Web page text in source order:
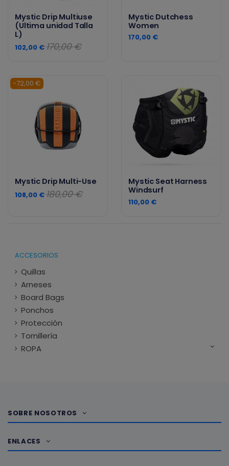
Mystic Drip Multiuse
(Ultima unidad Talla
L)
102,00 €170,00 €
Mystic Dutchess
Women
170,00 €
-72,00 €
Mystic Drip Multi-Use
108,00 €180,00 €
Mystic Seat Harness
Windsurf
110,00 €
ACCESORIOS
Quillas
Arneses
Board Bags
Ponchos
Protección
Tornillería
ROPA
SOBRE NOSOTROS
ENLACES